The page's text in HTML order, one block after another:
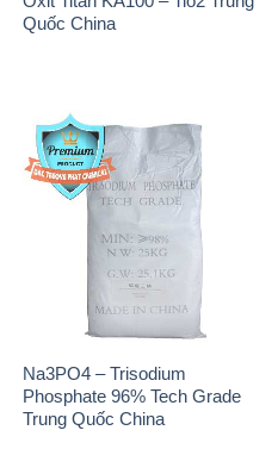
Quốc China
Na3PO4 – Trisodium
Phosphate 96% Tech Grade
Trung Quốc China